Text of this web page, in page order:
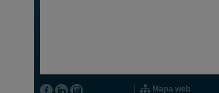
Mapa web